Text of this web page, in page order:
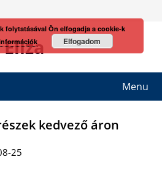
Eliza
Menu
kedvező áron
25
folytatásával Ön elfogadja a cookie-k
Elfogadom